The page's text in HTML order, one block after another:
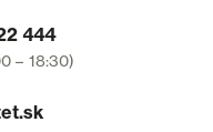
444
– 18:30)